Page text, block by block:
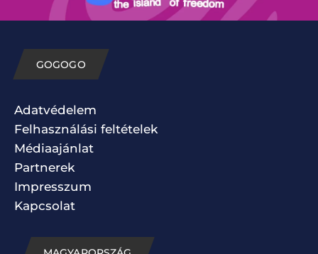
GOGOGO
Adatvédelem
Felhasználási feltételek
Médiaajánlat
Partnerek
Impresszum
Kapcsolat